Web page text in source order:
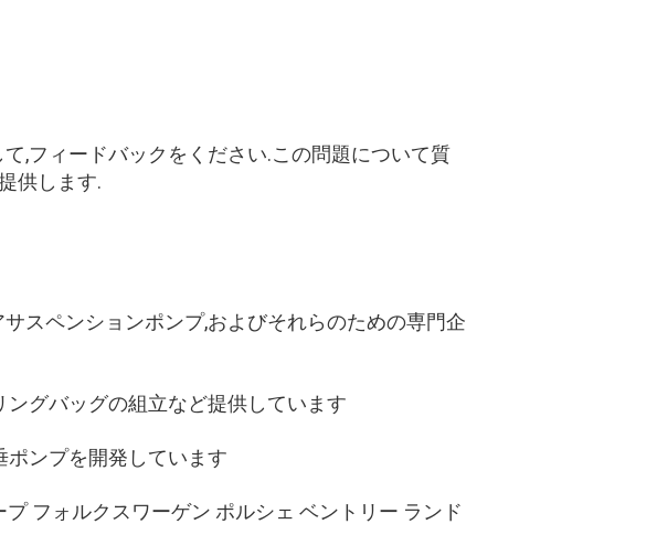
,フィードバックをください.この問題について質
供します.
スペンションポンプ,およびそれらのための専門企
グバッグの組立など提供しています
ポンプを開発しています
フォルクスワーゲン ポルシェ ベントリー ランド